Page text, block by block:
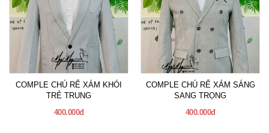
COMPLE CHÚ RỂ XÁM KHÓI
TRẺ TRUNG
400.000đ
COMPLE CHÚ RỂ XÁM SÁNG
SANG TRỌNG
400.000đ